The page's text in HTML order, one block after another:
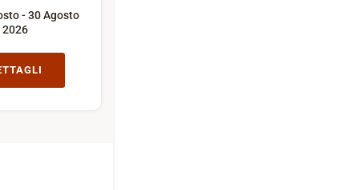
- 30 Agosto
2026